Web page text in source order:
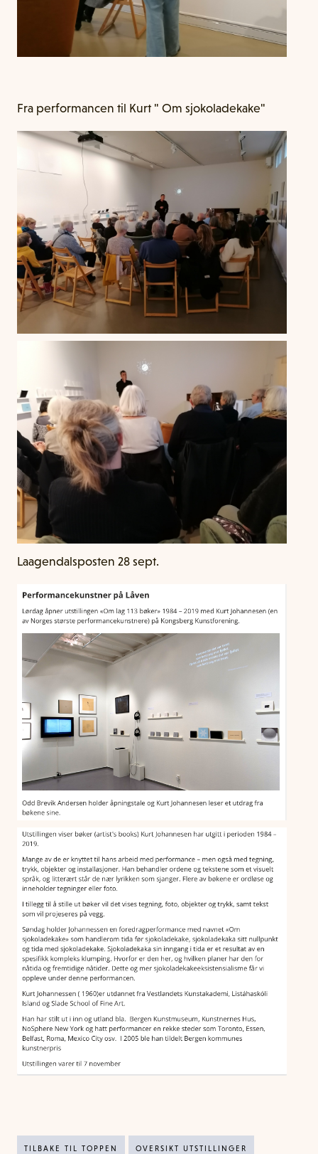
Fra performancen til Kurt " Om sjokoladekake"
Laagendalsposten 28 sept.
TILBAKE TIL TOPPEN OVERSIKT UTSTILLINGER